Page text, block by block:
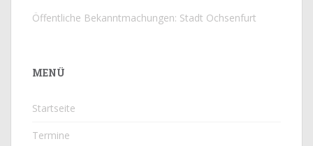
Öffentliche Bekanntmachungen: Stadt Ochsenfurt
MENÜ
Startseite
Termine